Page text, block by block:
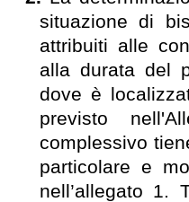
situazione di
attribuiti alle
alla durata del
dove è
previsto
complessivo
particolare e
nell’allegato 1.